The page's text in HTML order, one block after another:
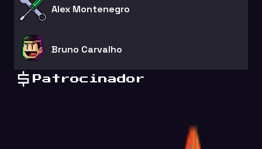
Alex Montenegro
Bruno Carvalho
Patrocinador